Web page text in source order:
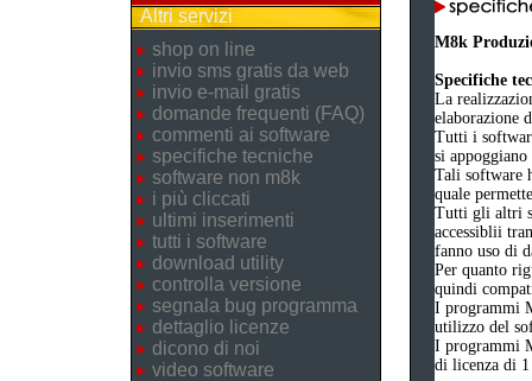
Altri servizi
shop on line
invio sms gratis da web
invio e-mail gratis
domande frequenti (FAQ)
commenti ai software
specifiche tecniche
software non m8k
i più cliccati
ultimi inserimenti
tutti i software
download utility
controlla versione
segnala bug programma
dettaglio licenze
dicono di noi
video software
M8k
Specifiche
La
elaborazione
Tutti i
si appoggiano
Tali software
quale
Tutti gli altri
accessiblii
fanno uso di
Per quanto
quindi
I programmi
utilizzo del
I programmi
di licenza di 1